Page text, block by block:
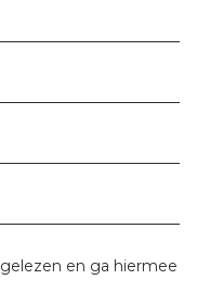
gelezen en ga hiermee